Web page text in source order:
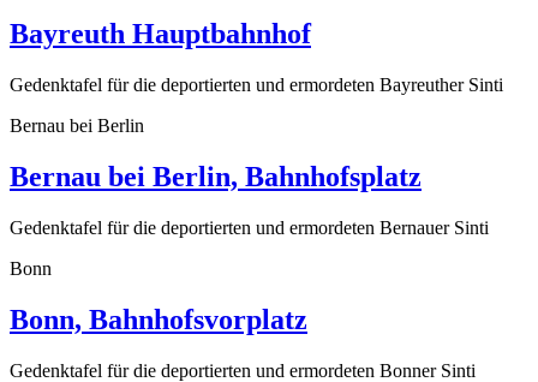
Bayreuth Hauptbahnhof
Gedenktafel für die deportierten und ermordeten Bayreuther Sinti
Bernau bei Berlin
Bernau bei Berlin, Bahnhofsplatz
Gedenktafel für die deportierten und ermordeten Bernauer Sinti
Bonn
Bonn, Bahnhofsvorplatz
Gedenktafel für die deportierten und ermordeten Bonner Sinti